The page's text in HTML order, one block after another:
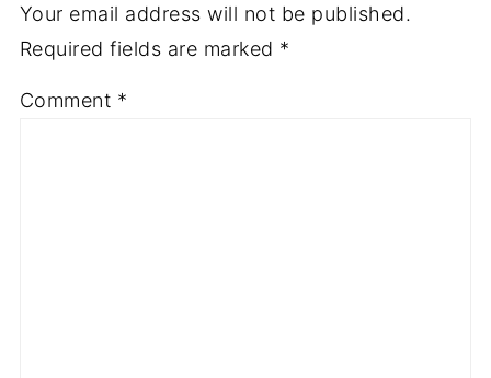
Your email address will not be published.
Required fields are marked *
Comment *